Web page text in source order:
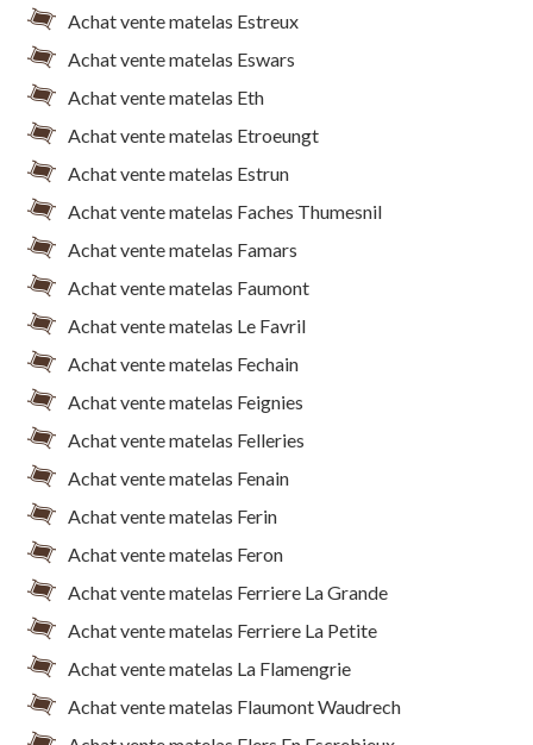
Achat vente matelas Estreux
Achat vente matelas Eswars
Achat vente matelas Eth
Achat vente matelas Etroeungt
Achat vente matelas Estrun
Achat vente matelas Faches Thumesnil
Achat vente matelas Famars
Achat vente matelas Faumont
Achat vente matelas Le Favril
Achat vente matelas Fechain
Achat vente matelas Feignies
Achat vente matelas Felleries
Achat vente matelas Fenain
Achat vente matelas Ferin
Achat vente matelas Feron
Achat vente matelas Ferriere La Grande
Achat vente matelas Ferriere La Petite
Achat vente matelas La Flamengrie
Achat vente matelas Flaumont Waudrech